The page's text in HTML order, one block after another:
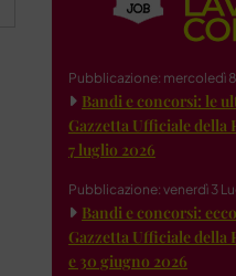
Pubblicazione: mercoledì
Bandi e concorsi: le
Gazzetta Ufficiale della
7 luglio 2026
Pubblicazione: venerdì 3
Bandi e concorsi:
Gazzetta Ufficiale della
e 30 giugno 2026